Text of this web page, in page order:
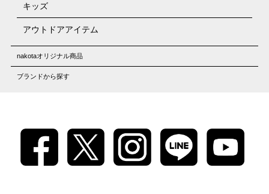
キッズ
アウトドアアイテム
nakotaオリジナル商品
ブランドから探す